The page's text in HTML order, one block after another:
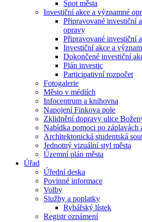
Spot města
Investiční akce a významné
Připravované investiční
opravy
Připravované investiční
Investiční akce a
Dokončené investiční
Plán investic
Participativní rozpočet
Fotogalerie
Město v médiích
Infocentrum a knihovna
Napojení Finkova pole
Zklidnění dopravy ulice
Nabídka pomoci po záplavách
Architektonická studentská
Jednotný vizuální styl města
Územní plán města
Úřad
Úřední deska
Povinné informace
Volby
Služby a poplatky
Rybářský lístek
Registr oznámení